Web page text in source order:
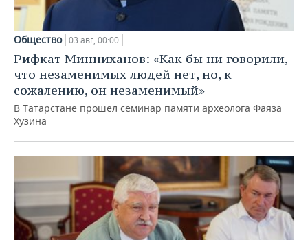
Общество 03 авг, 00:00
Рифкат Минниханов: «Как бы ни говорили,
что незаменимых людей нет, но, к
сожалению, он незаменимый»
В Татарстане прошел семинар памяти археолога Фаяза
Хузина